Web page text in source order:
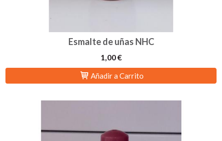
Esmalte de uñas NHC
1,00 €
Añadir a Carrito